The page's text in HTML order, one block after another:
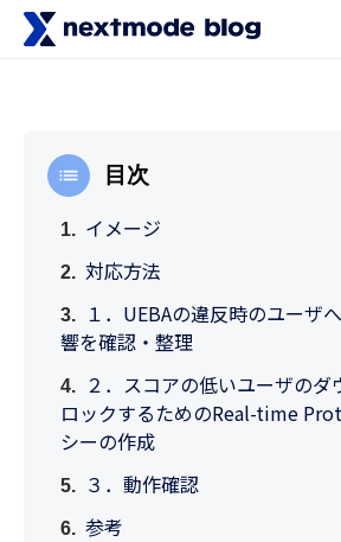
目次
イメージ
対応方法
１．UEBAの違反時のユーザ
響を確認・整理
２．スコアの低いユーザのダ
ロックするためのReal-time
シーの作成
３．動作確認
参考